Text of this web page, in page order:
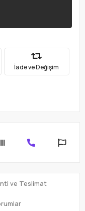
İade ve Değişim
ve Teslimat